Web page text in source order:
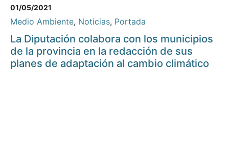
01/05/2021
Medio Ambiente, Noticias, Portada
La Diputación colabora con los municipios
de la provincia en la redacción de sus
planes de adaptación al cambio climático